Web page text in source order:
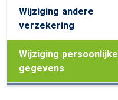
Wijziging andere
verzekering
Wijziging persoonlijke
gegevens